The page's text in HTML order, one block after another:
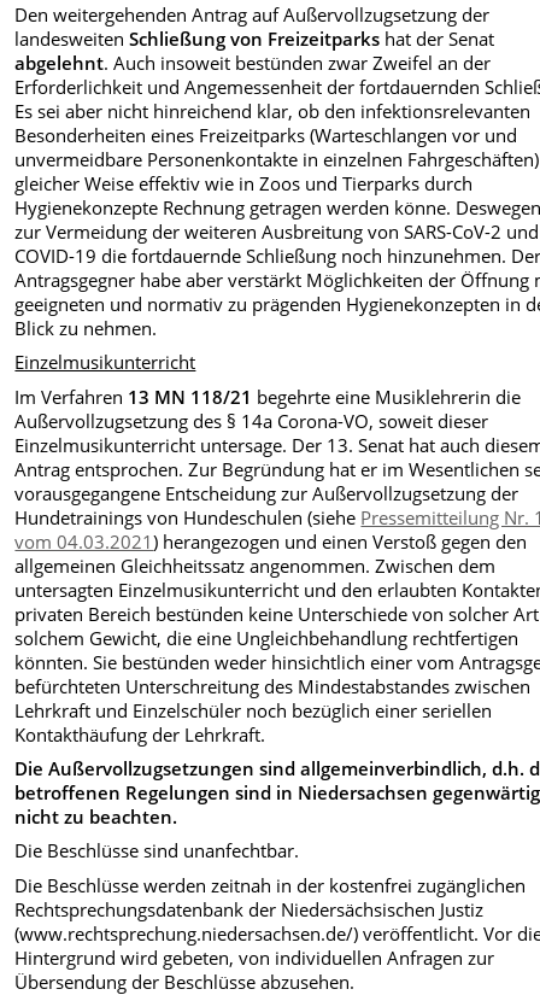
Den weitergehenden Antrag auf Außervollzugsetzung der
landesweitenSchließung von Freizeitparks hat der Senat
abgelehnt. Auch insoweit bestünden zwar Zweifel an der
Erforderlichkeit und Angemessenheit der fortdauernden
Es sei aber nicht hinreichend klar, ob den infektionsrelevanten
Besonderheiten eines Freizeitparks (Warteschlangen vor und
unvermeidbare Personenkontakte in einzelnen
gleicher Weise effektiv wie in Zoos und Tierparks durch
Hygienekonzepte Rechnung getragen werden könne.
zur Vermeidung der weiteren Ausbreitung von SARS-CoV-2 und
COVID-19 die fortdauernde Schließung noch hinzunehmen.
Antragsgegner habe aber verstärkt Möglichkeiten der Öffnung
geeigneten und normativ zu prägenden Hygienekonzepten in
Blick zu nehmen.
Einzelmusikunterricht
Im Verfahren 13 MN 118/21 begehrte eine Musiklehrerin die
Außervollzugsetzung des § 14a Corona-VO, soweit dieser
Einzelmusikunterricht untersage. Der 13. Senat hat auch
Antrag entsprochen. Zur Begründung hat er im Wesentlichen
vorausgegangene Entscheidung zur Außervollzugsetzung der
Hundetrainings von Hundeschulen (siehe Pressemitteilung Nr.
vom 04.03.2021) herangezogen und einen Verstoß gegen den
allgemeinen Gleichheitssatz angenommen. Zwischen dem
untersagten Einzelmusikunterricht und den erlaubten
privaten Bereich bestünden keine Unterschiede von solcher
solchem Gewicht, die eine Ungleichbehandlung rechtfertigen
könnten. Sie bestünden weder hinsichtlich einer vom
befürchteten Unterschreitung des Mindestabstandes zwischen
Lehrkraft und Einzelschüler noch bezüglich einer seriellen
Kontakthäufung der Lehrkraft.
Die Außervollzugsetzungen sind allgemeinverbindlich, d.h.
betroffenen Regelungen sind in Niedersachsen gegenwärtig
nicht zu beachten.
Die Beschlüsse sind unanfechtbar.
Die Beschlüsse werden zeitnah in der kostenfrei zugänglichen
Rechtsprechungsdatenbank der Niedersächsischen Justiz
(www.rechtsprechung.niedersachsen.de/) veröffentlicht. Vor
Hintergrund wird gebeten, von individuellen Anfragen zur
Übersendung der Beschlüsse abzusehen.